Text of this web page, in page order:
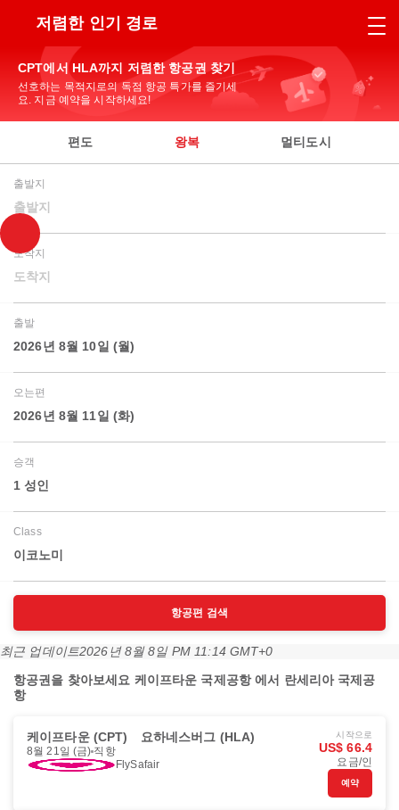
저렴한 인기 경로
CPT에서 HLA까지 저렴한 항공권 찾기
선호하는 목적지로의 독점 항공 특가를 즐기세
요. 지금 예약을 시작하세요!
편도 왕복 멀티도시
출발지
출발지
도착지
도착지
출발
2026년 8월 10일 (월)
오는편
2026년 8월 11일 (화)
승객
1 성인
Class
이코노미
항공편 검색
최근 업데이트2026년 8월 8일 PM 11:14 GMT+0
항공권을 찾아보세요 케이프타운 국제공항 에서 란세리아 국제공
항
케이프타운 (CPT) 요하네스버그 (HLA)
8월 21일 (금) 직항
FlySafair
시작으로
US$ 66.4
요금/인
예약